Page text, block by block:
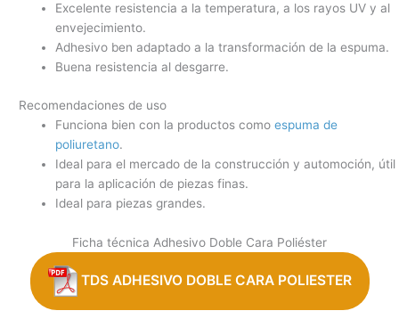
Excelente resistencia a la temperatura, a los rayos UV y al
envejecimiento.
Adhesivo ben adaptado a la transformación de la espuma.
Buena resistencia al desgarre.
Recomendaciones de uso
Funciona bien con la productos comoespuma de
poliuretano.
Ideal para el mercado de la construcción y automoción, útil
para la aplicación de piezas finas.
Ideal para piezas grandes.
Ficha técnica Adhesivo Doble Cara Poliéster
TDS ADHESIVO DOBLE CARA POLIESTER